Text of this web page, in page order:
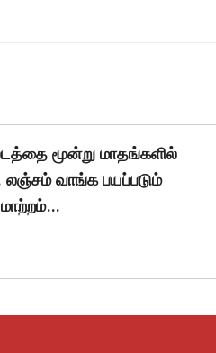
மூன்று மாதங்களில்
லஞ்சம் வாங்க பயப்படும்